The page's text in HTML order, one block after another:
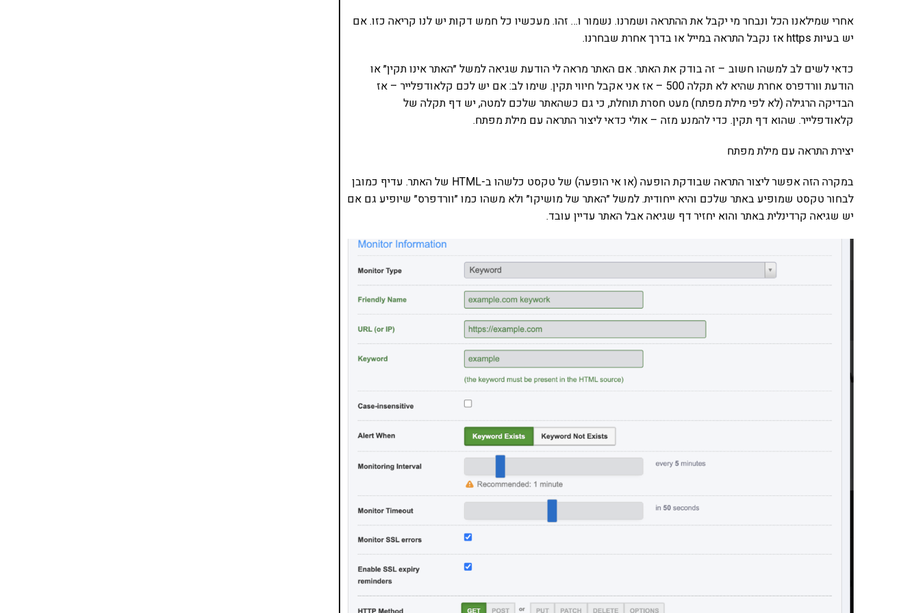
אחרי שמילאנו הכל ונבחר מי יקבל את ההתראה ושמרנו. נשמור ו… זהו. מעכשיו כל חמש דקות יש לנו קריאה כזו. אם
יש בעיות https אז נקבל התראה במייל או בדרך אחרת שבחרנו.
כדאי לשים לב למשהו חשוב – זה בודק את האתר. אם האתר מראה לי הודעת שגיאה למשל ״האתר אינו תקין״ או
הודעת וורדפרס אחרת שהיא לא תקלה 500 – אז אני אקבל חיווי תקין. שימו לב: אם יש לכם קלאודפלייר – אז
הבדיקה הרגילה (לא לפי מילת מפתח) מעט חסרת תוחלת, כי גם כשהאתר שלכם למטה, יש דף תקלה של
קלאודפלייר. שהוא דף תקין. כדי להמנע מזה – אולי כדאי ליצור התראה עם מילת מפתח.
יצירת התראה עם מילת מפתח
במקרה הזה אפשר ליצור התראה שבודקת הופעה (או אי הופעה) של טקסט כלשהו ב-HTML של האתר. עדיף כמובן
לבחור טקסט שמופיע באתר שלכם והיא ייחודית. למשל ״האתר של מושיקו״ ולא משהו כמו ״וורדפרס״ שיופיע גם אם
יש שגיאה קרדינלית באתר והוא יחזיר דף שגיאה אבל האתר עדיין עובד.